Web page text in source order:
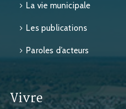
La vie municipale
Les publications
Paroles d’acteurs
Vivre